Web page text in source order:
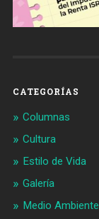
CATEGORÍAS
Columnas
Cultura
Estilo de Vida
Galería
Medio Ambiente